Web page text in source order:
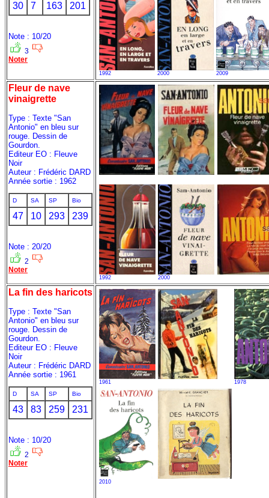
30 7 163 201
Note : 10/20
3
Noter
1992 2000 2009
Fleur de nave
vinaigrette
Type : Texte "San
Antonio" en bleu sur
rouge. Dessin de
Gourdon.
Editeur EO : Fleuve
Noir
Auteur : Frédéric DARD
Année sortie : 1962
D SA SP Bio
47 10 293 239
Note : 20/20
2
Noter
1992 2000
La fin des haricots
Type : Texte "San
Antonio" en bleu sur
rouge. Dessin de
Gourdon.
Editeur EO : Fleuve
Noir
Auteur : Frédéric DARD
Année sortie : 1961
D SA SP Bio
43 83 259 231
Note : 10/20
2
Noter
1961 1978
2010